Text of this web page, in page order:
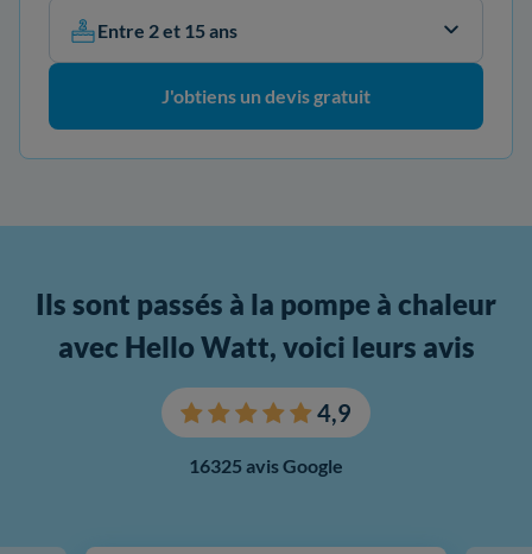
Entre 2 et 15 ans
J'obtiens un devis gratuit
Ils sont passés à la pompe à chaleur
avec Hello Watt, voici leurs avis
4,9
16325 avis Google